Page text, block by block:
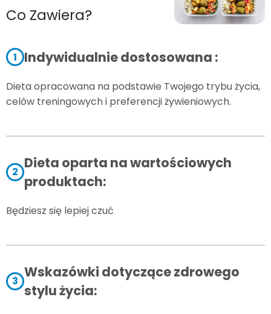
Co Zawiera?
1 Indywidualnie dostosowana :
Dieta opracowana na podstawie Twojego trybu życia,
celów treningowych i preferencji żywieniowych.
2
Dieta oparta na wartościowych
produktach:
Będziesz się lepiej czuć
3
Wskazówki dotyczące zdrowego
stylu życia: